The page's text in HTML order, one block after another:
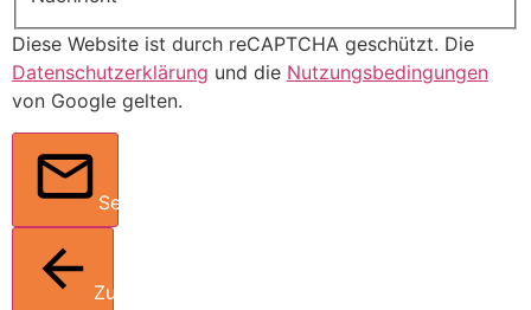
Diese Website ist durch reCAPTCHA geschützt. Die
Datenschutzerklärung und die Nutzungsbedingungen
von Google gelten.
Senden
Zurück